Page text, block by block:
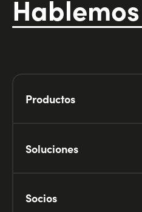
Hablemos
Productos
Soluciones
Socios